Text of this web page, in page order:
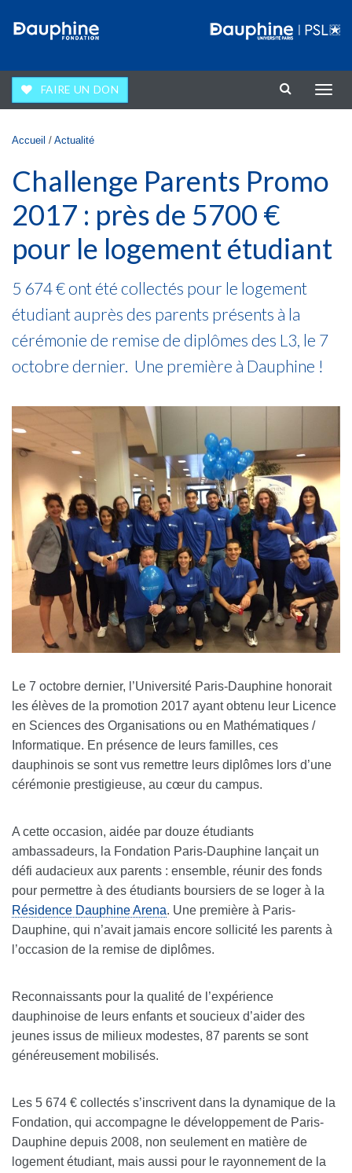
FAIRE UN DON
la
Vous êtes ici
Accueil / Actualité
Challenge Parents Promo
2017 : près de 5700 €
pour le logement étudiant
5 674 € ont été collectés pour le logement
étudiant auprès des parents présents à la
cérémonie de remise de diplômes des L3, le 7
octobre dernier. Une première à Dauphine !
Le 7 octobre dernier, l’Université Paris-Dauphine honorait
les élèves de la promotion 2017 ayant obtenu leur Licence
en Sciences des Organisations ou en Mathématiques /
Informatique. En présence de leurs familles, ces
dauphinois se sont vus remettre leurs diplômes lors d’une
cérémonie prestigieuse, au cœur du campus.
A cette occasion, aidée par douze étudiants
ambassadeurs, la Fondation Paris-Dauphine lançait un
défi audacieux aux parents : ensemble, réunir des fonds
pour permettre à des étudiants boursiers de se loger à la
Résidence Dauphine Arena. Une première à Paris-
Dauphine, qui n’avait jamais encore sollicité les parents à
l’occasion de la remise de diplômes.
Reconnaissants pour la qualité de l’expérience
dauphinoise de leurs enfants et soucieux d’aider des
jeunes issus de milieux modestes, 87 parents se sont
généreusement mobilisés.
Les 5 674 € collectés s’inscrivent dans la dynamique de la
Fondation, qui accompagne le développement de Paris-
Dauphine depuis 2008, non seulement en matière de
logement étudiant, mais aussi pour le rayonnement de la